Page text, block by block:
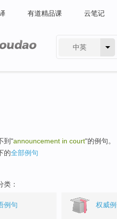
有道精品课 云笔记
中英
到"announcement in court"的例句。
的全部例句
类：
例句 权威